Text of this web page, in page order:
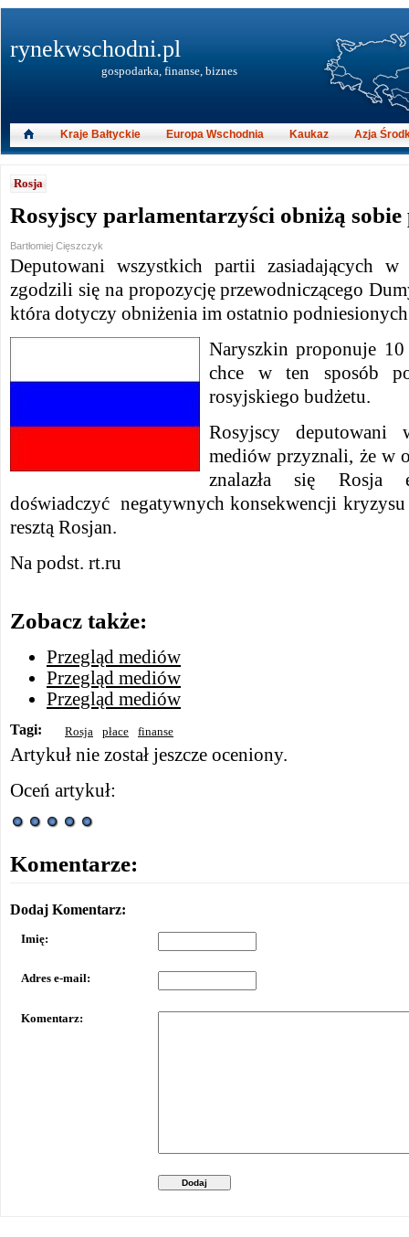
Rosja
Rosyjscy parlamentarzyści obniżą sobie
Bartłomiej Cięszczyk
Deputowani wszystkich partii zasiadających w
zgodzili się na propozycję przewodniczącego
która dotyczy obniżenia im ostatnio
Naryszkin proponuje
chce w ten sposób
rosyjskiego budżetu.
Rosyjscy deputowani
mediów przyznali, że w
znalazła się Rosja
doświadczyć negatywnych konsekwencji kryzysu
resztą Rosjan.
Na podst. rt.ru
Zobacz także:
Przegląd mediów
Przegląd mediów
Przegląd mediów
Tagi: Rosja płace finanse
Artykuł nie został jeszcze oceniony.
Oceń artykuł:
Komentarze:
Dodaj Komentarz:
Imię:
Adres e-mail:
Komentarz:
Dodaj
rynekwschodni.pl
gospodarka, finanse, biznes
Kraje Bałtyckie Europa Wschodnia Kaukaz Azja